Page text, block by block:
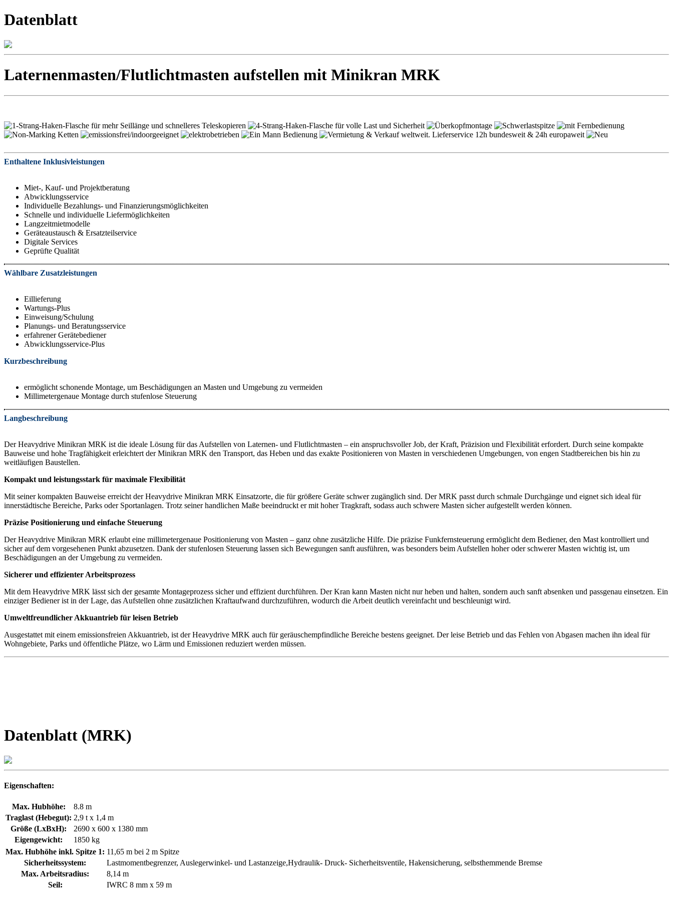
Datenblatt
Laternenmasten/Flutlichtmasten aufstellen mit Minikran MRK
Enthaltene Inklusivleistungen
Miet-, Kauf- und Projektberatung
Abwicklungsservice
Individuelle Bezahlungs- und Finanzierungsmöglichkeiten
Schnelle und individuelle Liefermöglichkeiten
Langzeitmietmodelle
Geräteaustausch & Ersatzteilservice
Digitale Services
Geprüfte Qualität
Wählbare Zusatzleistungen
Eillieferung
Wartungs-Plus
Einweisung/Schulung
Planungs- und Beratungsservice
erfahrener Gerätebediener
Abwicklungsservice-Plus
Kurzbeschreibung
ermöglicht schonende Montage, um Beschädigungen an Masten und Umgebung zu vermeiden
Millimetergenaue Montage durch stufenlose Steuerung
Langbeschreibung
Der Heavydrive Minikran MRK ist die ideale Lösung für das Aufstellen von Laternen- und Flutlichtmasten – ein anspruchsvoller Job, der Kraft, Präzision und Flexibilität erfordert. Durch seine kompakte
Bauweise und hohe Tragfähigkeit erleichtert der Minikran MRK den Transport, das Heben und das exakte Positionieren von Masten in verschiedenen Umgebungen, von engen Stadtbereichen bis hin zu
weitläufigen Baustellen.
Kompakt und leistungsstark für maximale Flexibilität
Mit seiner kompakten Bauweise erreicht der Heavydrive Minikran MRK Einsatzorte, die für größere Geräte schwer zugänglich sind. Der MRK passt durch schmale Durchgänge und eignet sich ideal für
innerstädtische Bereiche, Parks oder Sportanlagen. Trotz seiner handlichen Maße beeindruckt er mit hoher Tragkraft, sodass auch schwere Masten sicher aufgestellt werden können.
Präzise Positionierung und einfache Steuerung
Der Heavydrive Minikran MRK erlaubt eine millimetergenaue Positionierung von Masten – ganz ohne zusätzliche Hilfe. Die präzise Funkfernsteuerung ermöglicht dem Bediener, den Mast kontrolliert und
sicher auf dem vorgesehenen Punkt abzusetzen. Dank der stufenlosen Steuerung lassen sich Bewegungen sanft ausführen, was besonders beim Aufstellen hoher oder schwerer Masten wichtig ist, um
Beschädigungen an der Umgebung zu vermeiden.
Sicherer und effizienter Arbeitsprozess
Mit dem Heavydrive MRK lässt sich der gesamte Montageprozess sicher und effizient durchführen. Der Kran kann Masten nicht nur heben und halten, sondern auch sanft absenken und passgenau einsetzen. Ein
einziger Bediener ist in der Lage, das Aufstellen ohne zusätzlichen Kraftaufwand durchzuführen, wodurch die Arbeit deutlich vereinfacht und beschleunigt wird.
Umweltfreundlicher Akkuantrieb für leisen Betrieb
Ausgestattet mit einem emissionsfreien Akkuantrieb, ist der Heavydrive MRK auch für geräuschempfindliche Bereiche bestens geeignet. Der leise Betrieb und das Fehlen von Abgasen machen ihn ideal für
Wohngebiete, Parks und öffentliche Plätze, wo Lärm und Emissionen reduziert werden müssen.
Datenblatt (MRK)
Eigenschaften:
Max. Hubhöhe:
8.8 m
Traglast (Hebegut): 2,9 t x 1,4 m
Größe (LxBxH):
2690 x 600 x 1380 mm
Eigengewicht:
1850 kg
Max. Hubhöhe inkl. Spitze 1: 11,65 m bei 2 m Spitze
Sicherheitssystem:
Lastmomentbegrenzer, Auslegerwinkel- und Lastanzeige,Hydraulik- Druck- Sicherheitsventile, Hakensicherung, selbsthemmende Bremse
Max. Arbeitsradius:
8,14 m
Seil:
IWRC 8 mm x 59 m